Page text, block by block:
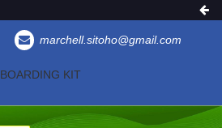
marchell.sitoho@gmail.com
BOARDING KIT